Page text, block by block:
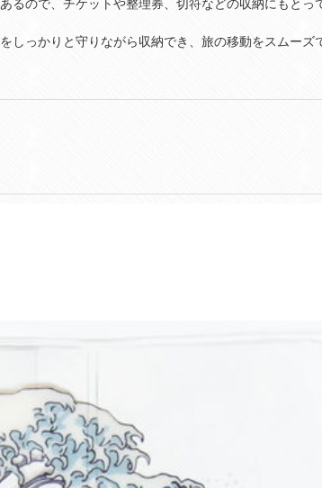
るので、チケットや整理券、切符などの収納にもとっ
しっかりと守りながら収納でき、旅の移動をスムーズ